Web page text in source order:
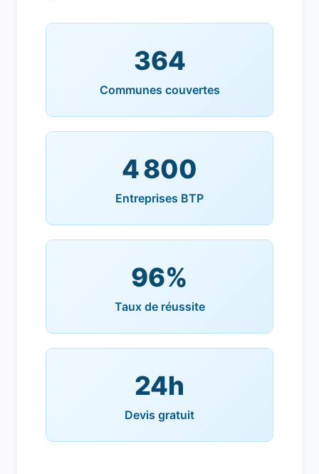
364
Communes couvertes
4 800
Entreprises BTP
96%
Taux de réussite
24h
Devis gratuit